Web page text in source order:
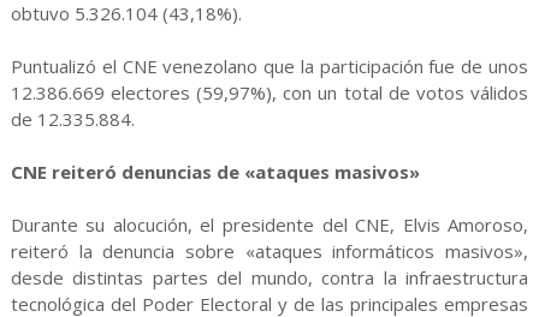
obtuvo 5.326.104 (43,18%).
Puntualizó el CNE venezolano que la participación fue de unos
12.386.669 electores (59,97%), con un total de votos válidos
de 12.335.884.
CNE reiteró denuncias de «ataques masivos»
Durante su alocución, el presidente del CNE, Elvis Amoroso,
reiteró la denuncia sobre «ataques informáticos masivos»,
desde distintas partes del mundo, contra la infraestructura
tecnológica del Poder Electoral y de las principales empresas